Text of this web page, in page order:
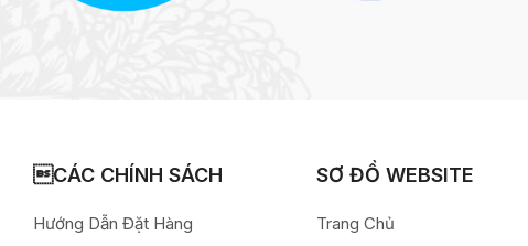
CÁC CHÍNH SÁCH
Hướng Dẫn Đặt Hàng
SƠ ĐỒ WEBSITE
Trang Chủ